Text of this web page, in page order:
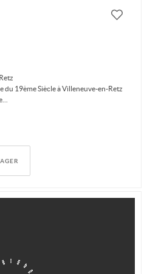
19ème Siècle à Villeneuve-en-Retz